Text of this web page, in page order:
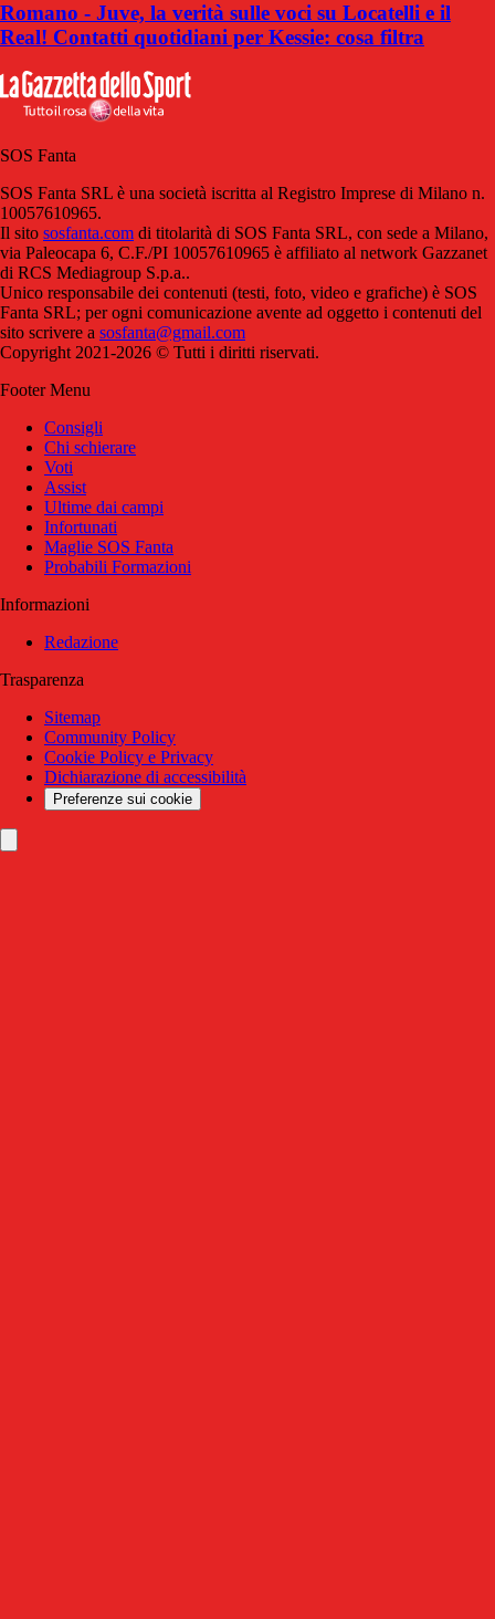
Romano - Juve, la verità sulle voci su Locatelli e il
Real! Contatti quotidiani per Kessie: cosa filtra
SOS Fanta
SOS Fanta SRL è una società iscritta al Registro Imprese di Milano n.
10057610965.
Il sito sosfanta.com di titolarità di SOS Fanta SRL, con sede a Milano,
via Paleocapa 6, C.F./PI 10057610965 è affiliato al network Gazzanet
di RCS Mediagroup S.p.a..
Unico responsabile dei contenuti (testi, foto, video e grafiche) è SOS
Fanta SRL; per ogni comunicazione avente ad oggetto i contenuti del
sito scrivere a sosfanta@gmail.com
Copyright 2021-2026 © Tutti i diritti riservati.
Footer Menu
Consigli
Chi schierare
Voti
Assist
Ultime dai campi
Infortunati
Maglie SOS Fanta
Probabili Formazioni
Informazioni
Redazione
Trasparenza
Sitemap
Community Policy
Cookie Policy e Privacy
Dichiarazione di accessibilità
Preferenze sui cookie